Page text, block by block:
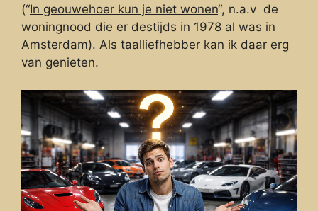
(“In geouwehoer kun je niet wonen“, n.a.v de
woningnood die er destijds in 1978 al was in
Amsterdam). Als taalliefhebber kan ik daar erg
van genieten.